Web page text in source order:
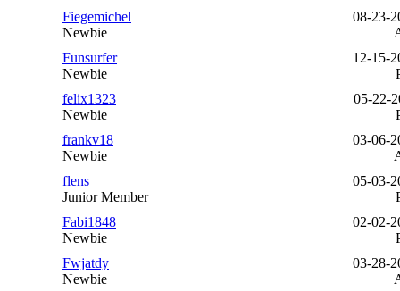
Fiegemichel
Newbie
08-23-
Funsurfer
Newbie
12-15-
felix1323
Newbie
05-22-
frankv18
Newbie
03-06-
flens
Junior Member
05-03-
Fabi1848
Newbie
02-02-
Fwjatdy
Newbie
03-28-